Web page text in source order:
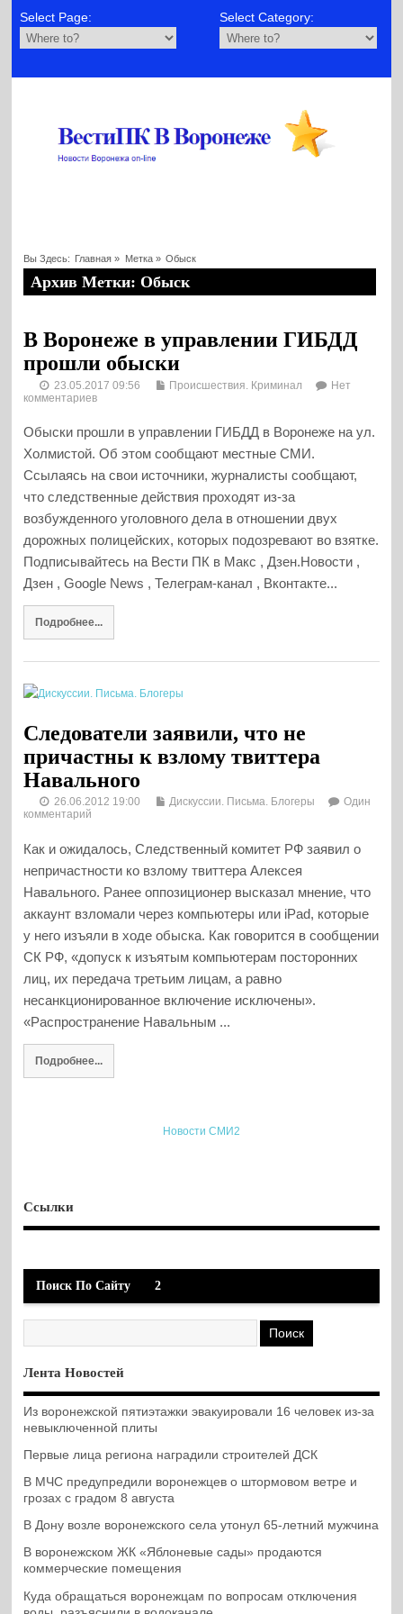
Select Page: Select Category:
Вы Здесь: Главная » Метка » Обыск
Архив Метки: Обыск
В Воронеже в управлении ГИБДД
прошли обыски
23.05.2017 09:56 Происшествия. Криминал
Нет
комментариев
Обыски прошли в управлении ГИБДД в Воронеже на ул.
Холмистой. Об этом сообщают местные СМИ.
Ссылаясь на свои источники, журналисты сообщают,
что следственные действия проходят из-за
возбужденного уголовного дела в отношении двух
дорожных полицейских, которых подозревают во взятке.
Подписывайтесь на Вести ПК в Макс , Дзен.Новости ,
Дзен , Google News , Телеграм-канал , Вконтакте...
Подробнее...
Следователи заявили, что не
причастны к взлому твиттера
Навального
26.06.2012 19:00 Дискуссии. Письма. Блогеры
Один
комментарий
Как и ожидалось, Следственный комитет РФ заявил о
непричастности ко взлому твиттера Алексея
Навального. Ранее оппозиционер высказал мнение, что
аккаунт взломали через компьютеры или iPad, которые
у него изъяли в ходе обыска. Как говорится в сообщении
СК РФ, «допуск к изъятым компьютерам посторонних
лиц, их передача третьим лицам, а равно
несанкционированное включение исключены».
«Распространение Навальным ...
Подробнее...
Новости СМИ2
Ссылки
Поиск По Сайту 2
Лента Новостей
Из воронежской пятиэтажки эвакуировали 16 человек из-за
невыключенной плиты
Первые лица региона наградили строителей ДСК
В МЧС предупредили воронежцев о штормовом ветре и
грозах с градом 8 августа
В Дону возле воронежского села утонул 65-летний мужчина
В воронежском ЖК «Яблоневые сады» продаются
коммерческие помещения
Куда обращаться воронежцам по вопросам отключения